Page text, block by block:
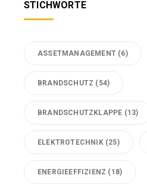
STICHWORTE
ASSETMANAGEMENT (6)
BRANDSCHUTZ (54)
BRANDSCHUTZKLAPPE (13)
ELEKTROTECHNIK(25)
ENERGIEEFFIZIENZ (18)